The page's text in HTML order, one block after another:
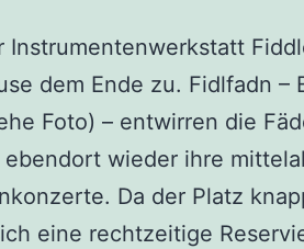
Instrumentenwerkstatt
dem Ende zu. Fidlfadn –
Foto) – entwirren die
ebendort wieder ihre
Da der Platz
eine rechtzeitige